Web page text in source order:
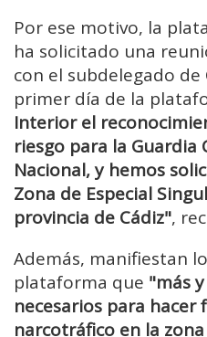
Por ese motivo, la
ha solicitado una
con el subdelegado de
primer día de la
Interior el
riesgo para la Guardia
Nacional, y hemos
Zona de Especial
provincia de Cádiz",
Además, manifiestan
plataforma que "más
necesarios para
narcotráfico en la